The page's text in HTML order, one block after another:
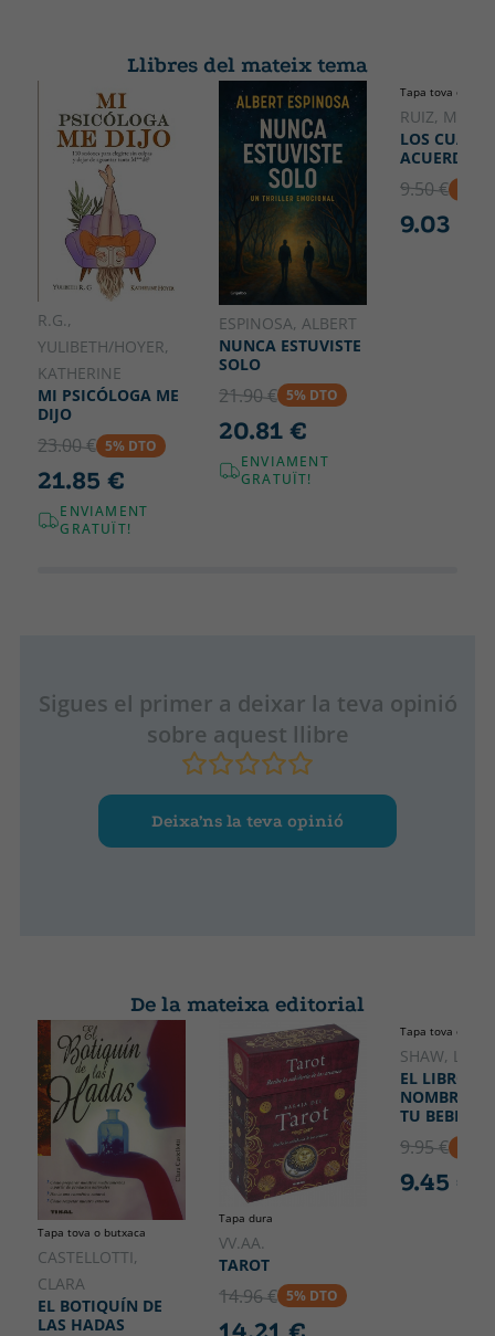
Llibres del mateix tema
R.G.,
YULIBETH/HOYER,
KATHERINE
MI PSICÓLOGA ME
DIJO
23.00 € 5% DTO
21.85 €
ENVIAMENT
GRATUÏT!
ESPINOSA, ALBERT
NUNCA ESTUVISTE
SOLO
21.90 € 5% DTO
20.81 €
ENVIAMENT
GRATUÏT!
Tapa tova o
RUIZ,
LOS
ACUERDOS
9.50 €
9.03 €
Sigues el primer a deixar la teva opinió
sobre aquest llibre
Deixa’ns la teva opinió
De la mateixa editorial
Tapa tova o butxaca
CASTELLOTTI,
CLARA
EL BOTIQUÍN DE
LAS HADAS
Tapa dura
VV.AA.
TAROT
14.96 € 5% DTO
Tapa tova o
SHAW, LISA
EL LIBRO
NOMBRES
TU BEBÉ
9.95 €
9.45 €